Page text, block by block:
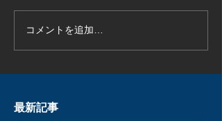
コメントを追加…
最新記事